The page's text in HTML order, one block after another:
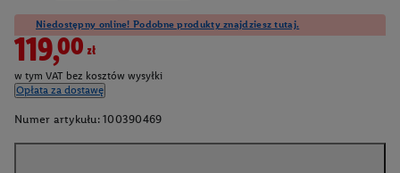
Niedostępny online! Podobne produkty znajdziesz tutaj.
119,00zł
w tym VAT bez kosztów wysyłki
Opłata za dostawę
Numer artykułu: 100390469